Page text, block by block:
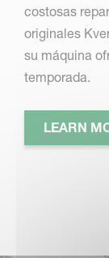
costosas
originales
su máquina
temporada.
LEARN